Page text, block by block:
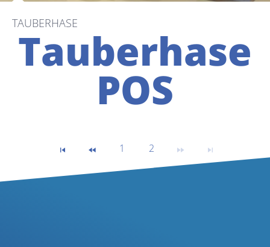
Tauberhase
POS
TAUBERHASE
1 2